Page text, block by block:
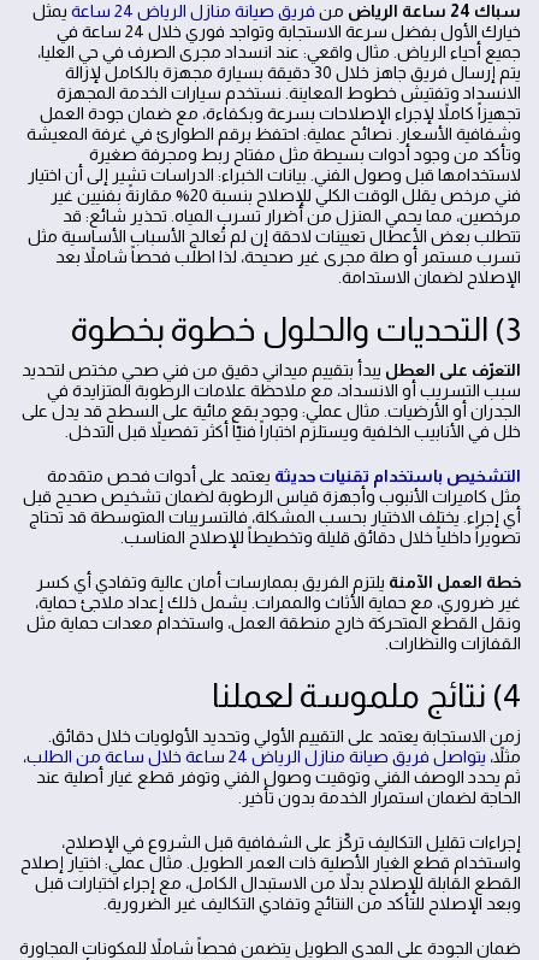
سباك 24 ساعة الرياض من فريق صيانة منازل الرياض 24 ساعة
يمثل
خيارك الأول بفضل سرعة الاستجابة وتواجد فوري خلال 24 ساعة في
جميع أحياء الرياض. مثال واقعي: عند انسداد مجرى الصرف في حي العليا،
يتم إرسال فريق جاهز خلال 30 دقيقة بسيارة مجهزة بالكامل لإزالة
الانسداد وتفتيش خطوط المعاينة. نستخدم سيارات الخدمة المجهزة
تجهيزاً كاملاً لإجراء الإصلاحات بسرعة وبكفاءة، مع ضمان جودة العمل
وشفافية الأسعار. نصائح عملية: احتفظ برقم الطوارئ في غرفة المعيشة
وتأكد من وجود أدوات بسيطة مثل مفتاح ربط ومجرفة صغيرة
لاستخدامها قبل وصول الفني. بيانات الخبراء: الدراسات تشير إلى أن اختيار
فني مرخص يقلل الوقت الكلي للإصلاح بنسبة 20% مقارنةً بفنيين غير
مرخصين، مما يحمي المنزل من أضرار تسرب المياه. تحذير شائع: قد
تتطلب بعض الأعطال تعيينات لاحقة إن لم تُعالج الأسباب الأساسية مثل
تسرب مستمر أو صلة مجرى غير صحيحة، لذا اطلب فحصاً شاملاً بعد
الإصلاح لضمان الاستدامة.
3) التحديات والحلول خطوة بخطوة
التعرّف على العطل يبدأ بتقييم ميداني دقيق من فني صحي مختص لتحديد
سبب التسريب أو الانسداد، مع ملاحظة علامات الرطوبة المتزايدة في
الجدران أو الأرضيات. مثال عملي: وجود بقع مائية على السطح قد يدل على
خلل في الأنابيب الخلفية ويستلزم اختباراً فنيّاً أكثر تفصيلاً قبل التدخل.
التشخيص باستخدام تقنيات حديثة يعتمد على أدوات فحص متقدمة
مثل كاميرات الأنبوب وأجهزة قياس الرطوبة لضمان تشخيص صحيح قبل
أي إجراء. يختلف الاختيار بحسب المشكلة، فالتسريبات المتوسطة قد تحتاج
تصويراً داخلياً خلال دقائق قليلة وتخطيطاً للإصلاح المناسب.
خطة العمل الآمنة يلتزم الفريق بممارسات أمان عالية وتفادي أي كسر
غير ضروري، مع حماية الأثاث والممرات. يشمل ذلك إعداد ملاجئ حماية،
ونقل القطع المتحركة خارج منطقة العمل، واستخدام معدات حماية مثل
القفازات والنظارات.
4) نتائج ملموسة لعملنا
زمن الاستجابة يعتمد على التقييم الأولي وتحديد الأولويات خلال دقائق.
مثلاً، يتواصل فريق صيانة منازل الرياض 24 ساعة خلال ساعة من الطلب
،
ثم يحدد الوصف الفني وتوقيت وصول الفني وتوفر قطع غيار أصلية عند
الحاجة لضمان استمرار الخدمة بدون تأخير.
إجراءات تقليل التكاليف تركّز على الشفافية قبل الشروع في الإصلاح،
واستخدام قطع الغيار الأصلية ذات العمر الطويل. مثال عملي: اختيار إصلاح
القطع القابلة للإصلاح بدلاً من الاستبدال الكامل، مع إجراء اختبارات قبل
وبعد الإصلاح للتأكد من النتائج وتفادي التكاليف غير الضرورية.
ضمان الجودة على المدى الطويل يتضمن فحصاً شاملاً للمكونات المجاورة